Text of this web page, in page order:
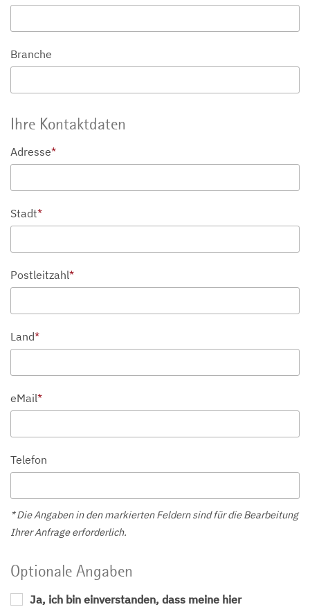
Branche
Ihre Kontaktdaten
Adresse*
Stadt*
Postleitzahl*
Land*
eMail*
Telefon
* Die Angaben in den markierten Feldern sind für die Bearbeitung
Ihrer Anfrage erforderlich.
Optionale Angaben
Ja, ich bin einverstanden, dass meine hier